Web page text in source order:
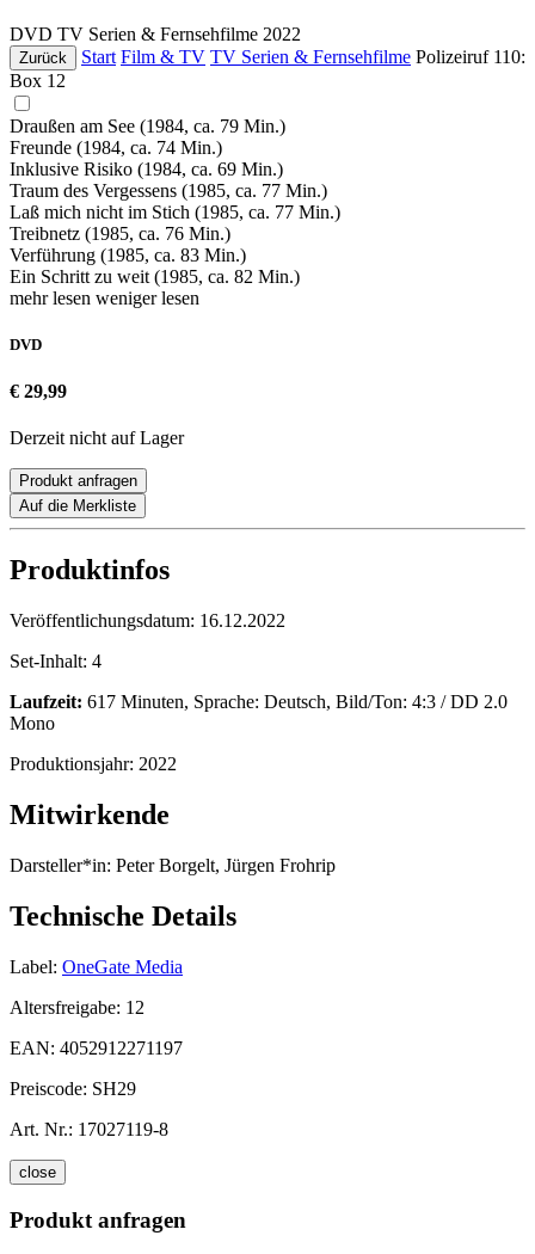
DVD TV Serien & Fernsehfilme 2022
Zurück Start Film & TV TV Serien & Fernsehfilme Polizeiruf 110:
Box 12
Draußen am See (1984, ca. 79 Min.)
Freunde (1984, ca. 74 Min.)
Inklusive Risiko (1984, ca. 69 Min.)
Traum des Vergessens (1985, ca. 77 Min.)
Laß mich nicht im Stich (1985, ca. 77 Min.)
Treibnetz (1985, ca. 76 Min.)
Verführung (1985, ca. 83 Min.)
Ein Schritt zu weit (1985, ca. 82 Min.)
mehr lesen weniger lesen
DVD
€ 29,99
Derzeit nicht auf Lager
Produkt anfragen
Auf die Merkliste
Produktinfos
Veröffentlichungsdatum: 16.12.2022
Set-Inhalt: 4
Laufzeit: 617 Minuten, Sprache: Deutsch, Bild/Ton: 4:3 / DD 2.0
Mono
Produktionsjahr: 2022
Mitwirkende
Darsteller*in: Peter Borgelt, Jürgen Frohrip
Technische Details
Label: OneGate Media
Altersfreigabe: 12
EAN: 4052912271197
Preiscode: SH29
Art. Nr.: 17027119-8
close
Produkt anfragen